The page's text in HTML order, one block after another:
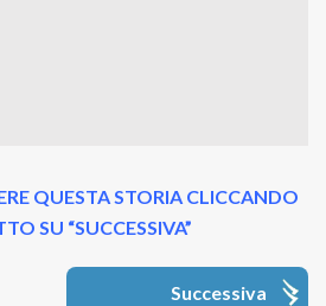
QUESTA STORIA CLICCANDO
SU “SUCCESSIVA”
Successiva